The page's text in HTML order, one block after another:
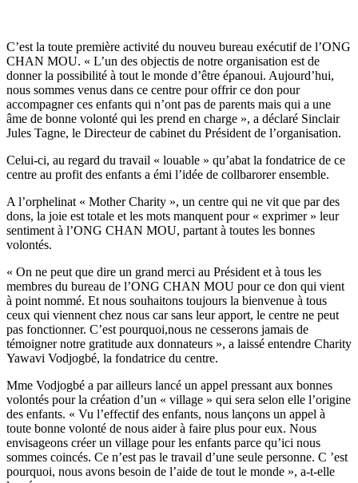
C’est la toute première activité du nouveu bureau exécutif de l’ONG
CHAN MOU. « L’un des objectis de notre organisation est de
donner la possibilité à tout le monde d’être épanoui. Aujourd’hui,
nous sommes venus dans ce centre pour offrir ce don pour
accompagner ces enfants qui n’ont pas de parents mais qui a une
âme de bonne volonté qui les prend en charge », a déclaré Sinclair
Jules Tagne, le Directeur de cabinet du Président de l’organisation.
Celui-ci, au regard du travail « louable » qu’abat la fondatrice de ce
centre au profit des enfants a émi l’idée de collbarorer ensemble.
A l’orphelinat « Mother Charity », un centre qui ne vit que par des
dons, la joie est totale et les mots manquent pour « exprimer » leur
sentiment à l’ONG CHAN MOU, partant à toutes les bonnes
volontés.
« On ne peut que dire un grand merci au Président et à tous les
membres du bureau de l’ONG CHAN MOU pour ce don qui vient
à point nommé. Et nous souhaitons toujours la bienvenue à tous
ceux qui viennent chez nous car sans leur apport, le centre ne peut
pas fonctionner. C’est pourquoi,nous ne cesserons jamais de
témoigner notre gratitude aux donnateurs », a laissé entendre Charity
Yawavi Vodjogbé, la fondatrice du centre.
Mme Vodjogbé a par ailleurs lancé un appel pressant aux bonnes
volontés pour la création d’un « village » qui sera selon elle l’origine
des enfants. « Vu l’effectif des enfants, nous lançons un appel à
toute bonne volonté de nous aider à faire plus pour eux. Nous
envisageons créer un village pour les enfants parce qu’ici nous
sommes coincés. Ce n’est pas le travail d’une seule personne. C ’est
pourquoi, nous avons besoin de l’aide de tout le monde », a-t-elle